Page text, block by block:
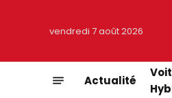
vendredi 7 août 2026
Actualité